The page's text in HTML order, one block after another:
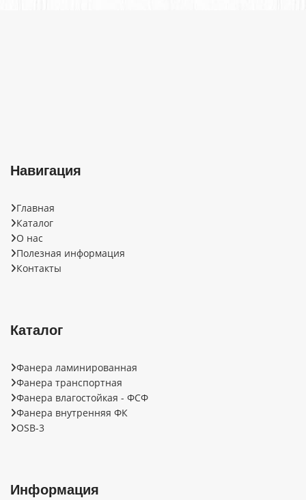
Навигация
Главная
Каталог
О нас
Полезная информация
Контакты
Каталог
Фанера ламинированная
Фанера транспортная
Фанера влагостойкая - ФСФ
Фанера внутренняя ФК
OSB-3
Информация